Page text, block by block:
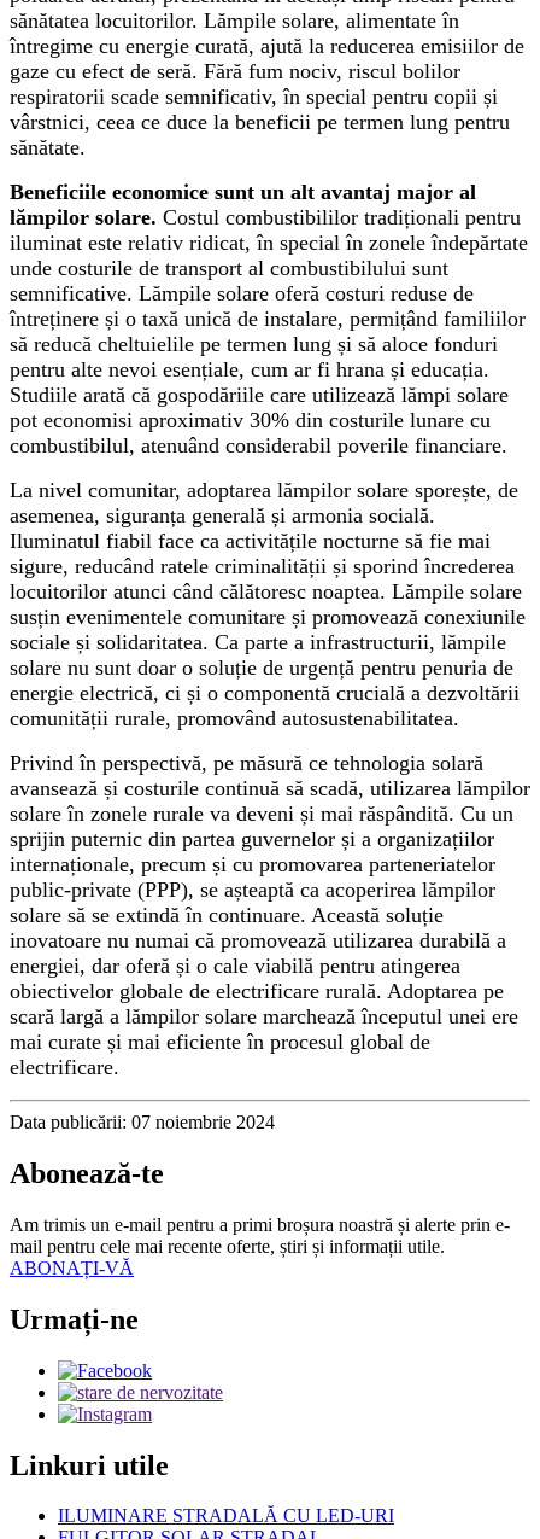
sănătatea locuitorilor. Lămpile solare, alimentate în
întregime cu energie curată, ajută la reducerea emisiilor de
gaze cu efect de seră. Fără fum nociv, riscul bolilor
respiratorii scade semnificativ, în special pentru copii și
vârstnici, ceea ce duce la beneficii pe termen lung pentru
sănătate.
Beneficiile economice sunt un alt avantaj major al
lămpilor solare. Costul combustibililor tradiționali pentru
iluminat este relativ ridicat, în special în zonele îndepărtate
unde costurile de transport al combustibilului sunt
semnificative. Lămpile solare oferă costuri reduse de
întreținere și o taxă unică de instalare, permițând familiilor
să reducă cheltuielile pe termen lung și să aloce fonduri
pentru alte nevoi esențiale, cum ar fi hrana și educația.
Studiile arată că gospodăriile care utilizează lămpi solare
pot economisi aproximativ 30% din costurile lunare cu
combustibilul, atenuând considerabil poverile financiare.
La nivel comunitar, adoptarea lămpilor solare sporește, de
asemenea, siguranța generală și armonia socială.
Iluminatul fiabil face ca activitățile nocturne să fie mai
sigure, reducând ratele criminalității și sporind încrederea
locuitorilor atunci când călătoresc noaptea. Lămpile solare
susțin evenimentele comunitare și promovează conexiunile
sociale și solidaritatea. Ca parte a infrastructurii, lămpile
solare nu sunt doar o soluție de urgență pentru penuria de
energie electrică, ci și o componentă crucială a dezvoltării
comunității rurale, promovând autosustenabilitatea.
Privind în perspectivă, pe măsură ce tehnologia solară
avansează și costurile continuă să scadă, utilizarea lămpilor
solare în zonele rurale va deveni și mai răspândită. Cu un
sprijin puternic din partea guvernelor și a organizațiilor
internaționale, precum și cu promovarea parteneriatelor
public-private (PPP), se așteaptă ca acoperirea lămpilor
solare să se extindă în continuare. Această soluție
inovatoare nu numai că promovează utilizarea durabilă a
energiei, dar oferă și o cale viabilă pentru atingerea
obiectivelor globale de electrificare rurală. Adoptarea pe
scară largă a lămpilor solare marchează începutul unei ere
mai curate și mai eficiente în procesul global de
electrificare.
Data publicării: 07 noiembrie 2024
Abonează-te
Am trimis un e-mail pentru a primi broșura noastră și alerte prin e-
mail pentru cele mai recente oferte, știri și informații utile.
ABONAȚI-VĂ
Urmați-ne
Linkuri utile
ILUMINARE STRADALĂ CU LED-URI